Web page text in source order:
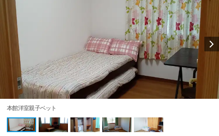
本館洋室親子ベット